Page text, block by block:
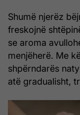
Shumë njerëz
freskojnë
se aroma
menjëherë. Me
shpërndarës
atë gradualisht,